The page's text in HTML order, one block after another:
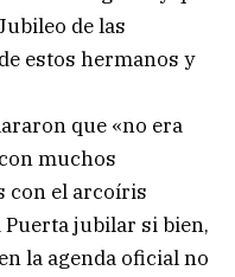
de las
estos hermanos y
que «no era
muchos
con el arcoíris
jubilar si bien,
la agenda oficial no